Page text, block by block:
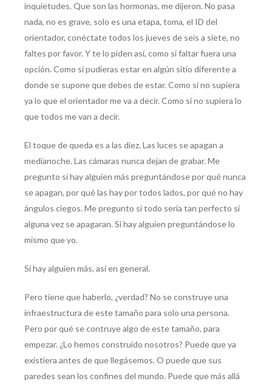
inquietudes. Que son las hormonas, me dijeron. No pasa
nada, no es grave, solo es una etapa, toma, el ID del
orientador, conéctate todos los jueves de seis a siete, no
faltes por favor. Y te lo piden así, como si faltar fuera una
opción. Como si pudieras estar en algún sitio diferente a
donde se supone que debes de estar. Como si no supiera
ya lo que el orientador me va a decir. Como si no supiera lo
que todos me van a decir.
El toque de queda es a las diez. Las luces se apagan a
medianoche. Las cámaras nunca dejan de grabar. Me
pregunto si hay alguien más preguntándose por qué nunca
se apagan, por qué las hay por todos lados, por qué no hay
ángulos ciegos. Me pregunto si todo sería tan perfecto si
alguna vez se apagaran. Si hay alguien preguntándose lo
mismo que yo.
Si hay alguien más, así en general.
Pero tiene que haberlo, ¿verdad? No se construye una
infraestructura de este tamaño para solo una persona.
Pero por qué se contruye algo de este tamaño, para
empezar. ¿Lo hemos construido nosotros? Puede que ya
existiera antes de que llegásemos. O puede que sus
paredes sean los confines del mundo. Puede que más allá